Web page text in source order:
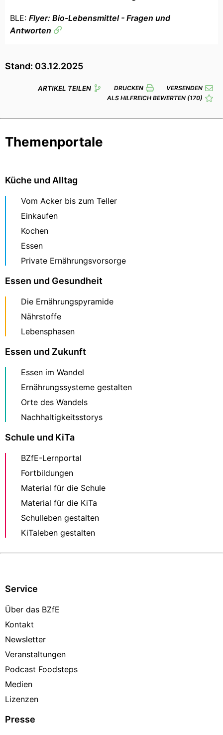
BLE: Flyer: Bio-Lebensmittel - Fragen und
Antworten
Stand: 03.12.2025
ARTIKEL TEILEN DRUCKEN
VERSENDEN
ALS HILFREICH BEWERTEN (170)
Themenportale
Küche und Alltag
Vom Acker bis zum Teller
Einkaufen
Kochen
Essen
Private Ernährungsvorsorge
Essen und Gesundheit
Die Ernährungspyramide
Nährstoffe
Lebensphasen
Essen und Zukunft
Essen im Wandel
Ernährungssysteme gestalten
Orte des Wandels
Nachhaltigkeitsstorys
Schule und KiTa
BZfE-Lernportal
Fortbildungen
Material für die Schule
Material für die KiTa
Schulleben gestalten
KiTaleben gestalten
Service
Über das BZfE
Kontakt
Newsletter
Veranstaltungen
Podcast Foodsteps
Medien
Lizenzen
Presse